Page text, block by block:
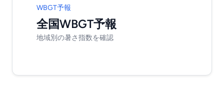
WBGT予報
全国WBGT予報
地域別の暑さ指数を確認